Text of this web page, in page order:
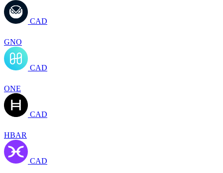
CAD
GNO
CAD
ONE
CAD
HBAR
CAD